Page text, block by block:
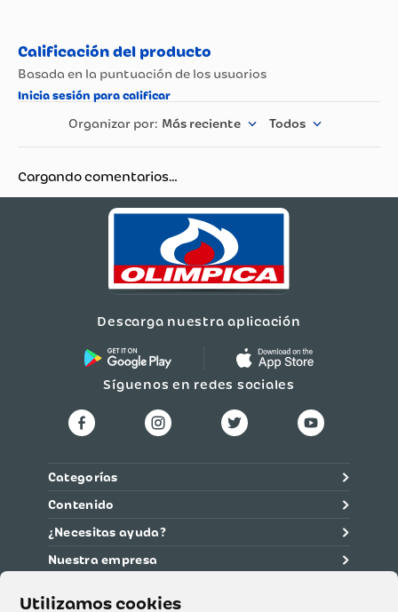
Más reciente Todos
Cargando comentarios…
Descarga nuestra aplicación
Síguenos en redes sociales
Categorías
Contenido
¿Necesitas ayuda?
Nuestra empresa